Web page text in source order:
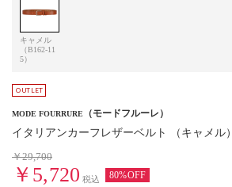
キャメル
（B162-11
5）
MODE FOURRURE （モードフルーレ）
イタリアンカーフレザーベルト （キャメル）
￥29,700
￥5,720 税込 80%OFF